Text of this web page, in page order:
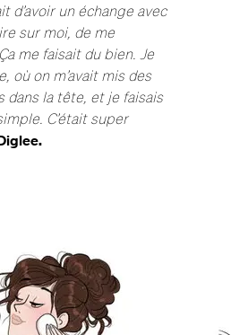
d’avoir un échange avec
sur moi, de me
me faisait du bien. Je
où on m’avait mis des
dans la tête, et je faisais
C’était super